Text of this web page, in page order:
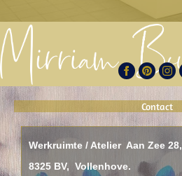
Contact
Werkruimte / Atelier Aan Zee 28,
8325 BV, Vollenhove.